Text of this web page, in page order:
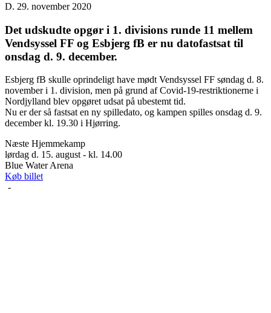
D. 29. november 2020
Det udskudte opgør i 1. divisions runde 11 mellem
Vendsyssel FF og Esbjerg fB er nu datofastsat til
onsdag d. 9. december.
Esbjerg fB skulle oprindeligt have mødt Vendsyssel FF søndag d. 8.
november i 1. division, men på grund af Covid-19-restriktionerne i
Nordjylland blev opgøret udsat på ubestemt tid.
Nu er der så fastsat en ny spilledato, og kampen spilles onsdag d. 9.
december kl. 19.30 i Hjørring.
Næste Hjemmekamp
lørdag d. 15. august - kl. 14.00
Blue Water Arena
Køb billet
-